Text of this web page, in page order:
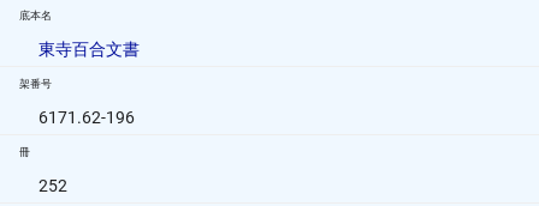
底本名
東寺百合文書
架番号
6171.62-196
冊
252